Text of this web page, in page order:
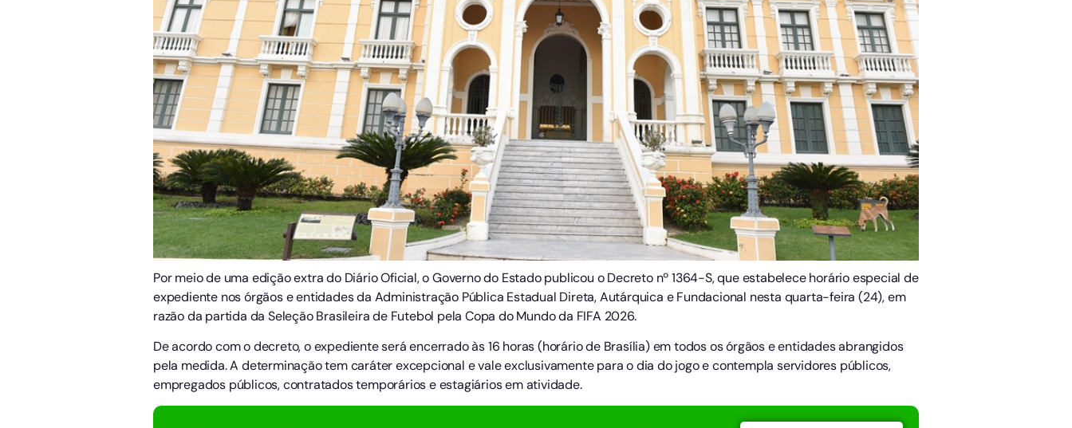
Por meio de uma edição extra do Diário Oficial, o Governo do Estado publicou o Decreto nº 1364-S, que estabelece horário especial de
expediente nos órgãos e entidades da Administração Pública Estadual Direta, Autárquica e Fundacional nesta quarta-feira (24), em
razão da partida da Seleção Brasileira de Futebol pela Copa do Mundo da FIFA 2026.
De acordo com o decreto, o expediente será encerrado às 16 horas (horário de Brasília) em todos os órgãos e entidades abrangidos
pela medida. A determinação tem caráter excepcional e vale exclusivamente para o dia do jogo e contempla servidores públicos,
empregados públicos, contratados temporários e estagiários em atividade.